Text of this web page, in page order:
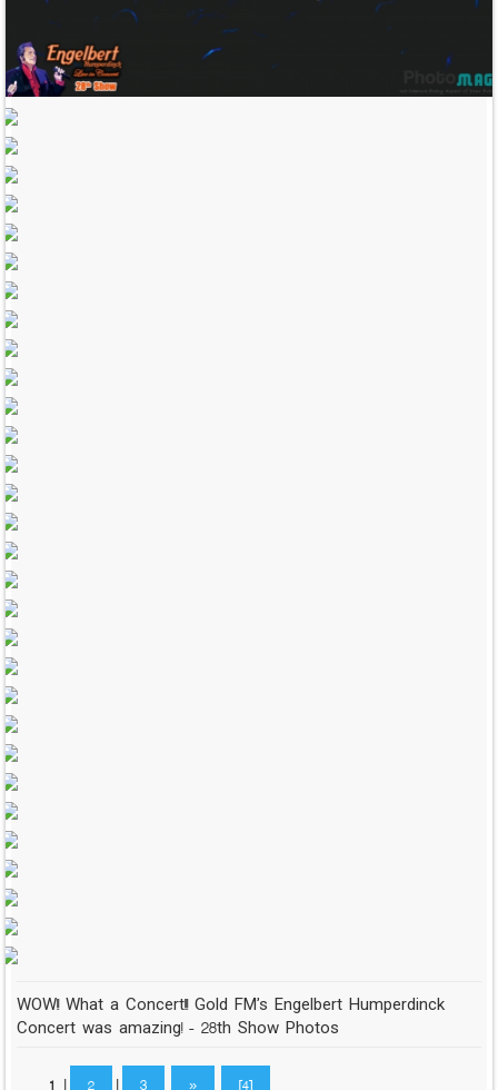
WOW!! What a Concert!!! Gold FM's Engelbert Humperdinck
Concert was amazing! - 28th Show Photos
1| 2 3 » [4]